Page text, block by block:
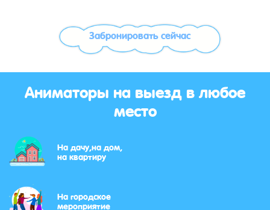
Забронировать сейчас
Аниматоры на выезд в любое
место
На дачу,на дом,
на квартиру
На городское
мероприятие